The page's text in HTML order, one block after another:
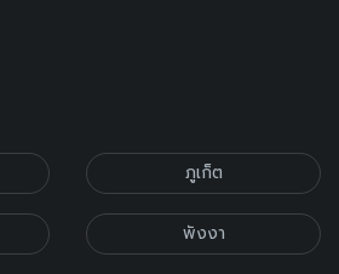
ภูเก็ต
พังงา